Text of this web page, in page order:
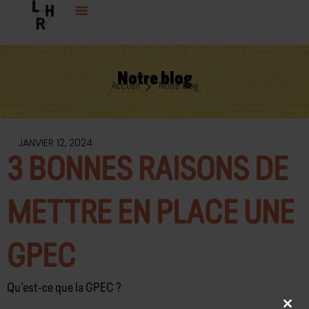
Notre blog
Accueil Notre blog
JANVIER 12, 2024
3 BONNES RAISONS DE
METTRE EN PLACE UNE
GPEC
Qu’est-ce que la GPEC ?